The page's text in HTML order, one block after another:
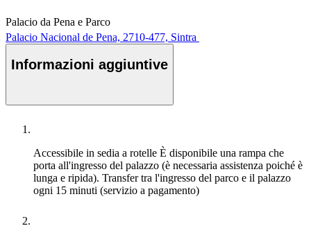
Palacio da Pena e Parco
Palacio Nacional de Pena, 2710-477, Sintra
Informazioni aggiuntive
Accessibile in sedia a rotelle È disponibile una rampa che
porta all'ingresso del palazzo (è necessaria assistenza poiché è
lunga e ripida). Transfer tra l'ingresso del parco e il palazzo
ogni 15 minuti (servizio a pagamento)